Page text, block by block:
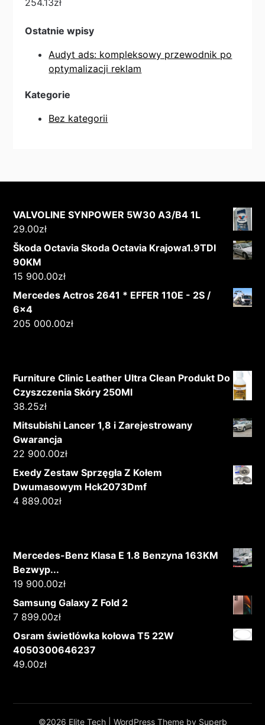
254.13zł
Ostatnie wpisy
Audyt ads: kompleksowy przewodnik po
optymalizacji reklam
Kategorie
Bez kategorii
VALVOLINE SYNPOWER 5W30 A3/B4 1L
29.00zł
Škoda Octavia Skoda Octavia Krajowa1.9TDI
90KM
15 900.00zł
Mercedes Actros 2641 * EFFER 110E - 2S /
6x4
205 000.00zł
Furniture Clinic Leather Ultra Clean Produkt Do
Czyszczenia Skóry 250Ml
38.25zł
Mitsubishi Lancer 1,8 i Zarejestrowany
Gwarancja
22 900.00zł
Exedy Zestaw Sprzęgła Z Kołem
Dwumasowym Hck2073Dmf
4 889.00zł
Mercedes-Benz Klasa E 1.8 Benzyna 163KM
Bezwyp...
19 900.00zł
Samsung Galaxy Z Fold 2
7 899.00zł
Osram świetlówka kołowa T5 22W
4050300646237
49.00zł
©2026 Elite Tech | WordPress Theme by Superb